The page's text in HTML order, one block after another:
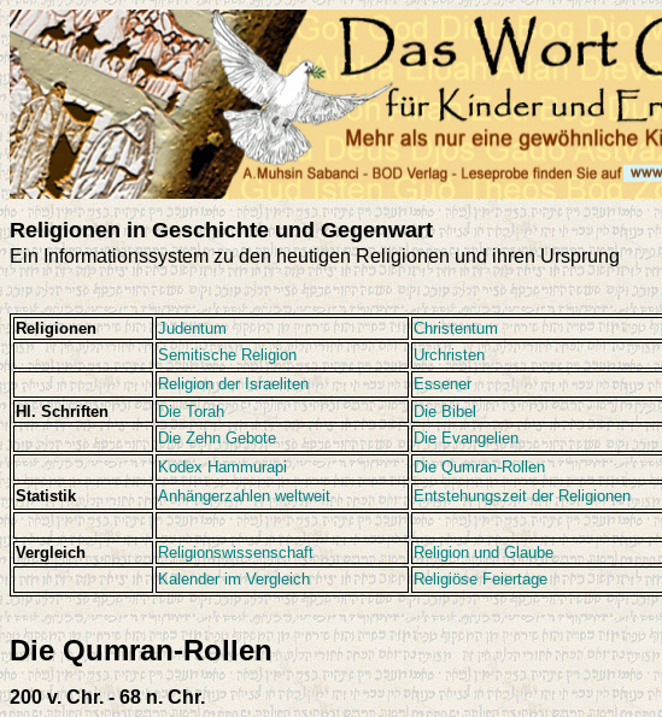
Religionen in Geschichte und Gegenwart
Ein Informationssystem zu den heutigen Religionen und ihren Ursprung
Religionen Judentum Christentum
Semitische Religion
Urchristen
Religion der Israeliten
Essener
Hl. Schriften
Die Torah Die Bibel
Die Zehn Gebote
Die Evangelien
Kodex Hammurapi
Die Qumran-Rollen
Statistik
Anhängerzahlen weltweit Entstehungszeit der Religionen
Vergleich Religionswissenschaft Religion und Glaube
Kalender im Vergleich
Religiöse Feiertage
Die Qumran-Rollen
200 v. Chr. - 68 n. Chr.